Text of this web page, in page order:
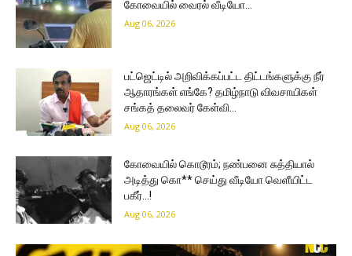
கோவையில் வைரல் வீடியோ…
Aug 06, 2026
பட்ஜெட்டில் அறிவிக்கப்பட்ட திட்டங்களுக்கு நீர்
ஆதாரங்கள் எங்கே? தமிழ்நாடு விவசாயிகள்
சங்கத் தலைவர் கேள்வி…
Aug 06, 2026
கோவையில் கொடூரம்; நண்பனை சுத்தியால்
அடித்து கொ** செய்து வீடியோ வெளீயிட்ட
பகீர்…!
Aug 06, 2026